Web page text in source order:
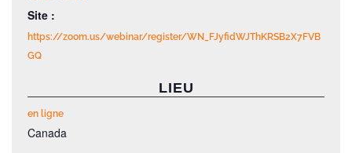
Site :
https://zoom.us/webinar/register/WN_FJyfidWJThKRSB2X7FVB
GQ
LIEU
en ligne
Canada